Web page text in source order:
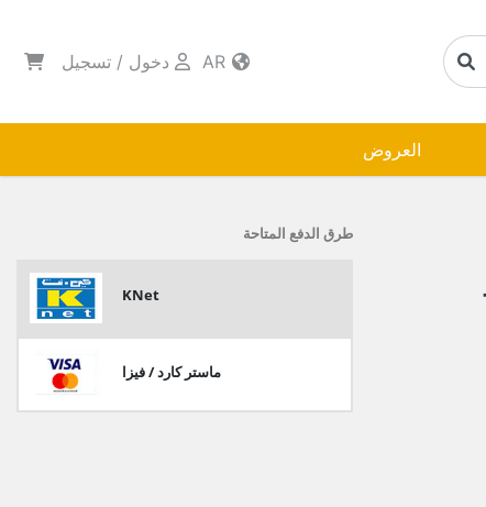
دخول / تسجيل
العروض
طرق الدفع المتاحة
KNet
ماستر كارد / فيزا